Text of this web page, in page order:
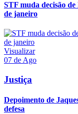
STF muda decisão
de janeiro
Visualizar
07 de Ago
Justiça
Depoimento de
defesa